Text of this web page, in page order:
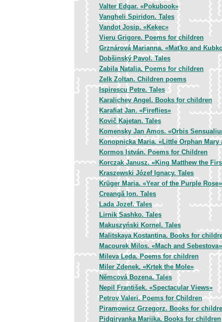
Valter Edgar. «Pokubook»
Vangheli Spiridon. Tales
Vandot Josip. «Kekec»
Vieru Grigore. Poems for children
Grznárová Marianna. «Maťko and
Dobšinský Pavol. Tales
Zabila Natalia. Poems for children
Zelk Zoltan. Children poems
Ispirescu Petre. Tales
Karalichev Angel. Books for children
Karafiat Jan. «Fireflies»
Kovič Kajetan. Tales
Komensky Jan Amos. «Orbis
Konopnicka Maria. «Little Orphan Mary
Kormos István. Poems for Children
Korczak Janusz. «King Matthew the
Kraszewski Józef Ignacy. Tales
Krüger Maria. «Year of the Purple Rose»
Creangă Ion. Tales
Lada Jozef. Tales
Lirnik Sashko. Tales
Makuszyński Kornel. Tales
Malitskaya Kostantina. Books for
Macourek Milos. «Mach and Sebestova»
Mileva Leda. Poems for children
Miler Zdenek. «Krtek the Mole»
Němcová Bozena. Tales
Nepil František. «Spectacular Views»
Petrov Valeri. Poems for Children
Piramowicz Grzegorz. Books for
Pidgiryanka Marijka. Books for children